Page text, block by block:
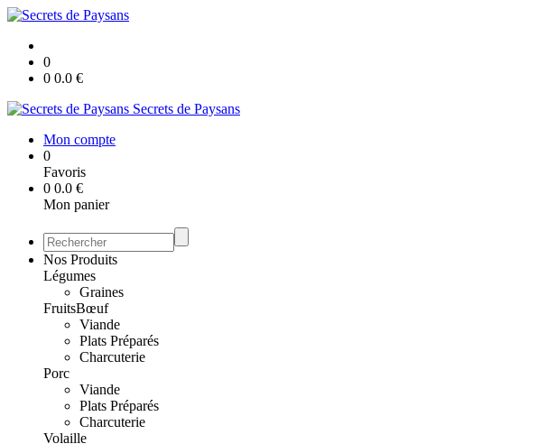
0
0 0.0 €
Secrets de Paysans
Mon compte
0
Favoris
0 0.0 €
Mon panier
Nos Produits
Légumes
Graines
FruitsBœuf
Viande
Plats Préparés
Charcuterie
Porc
Viande
Plats Préparés
Charcuterie
Volaille